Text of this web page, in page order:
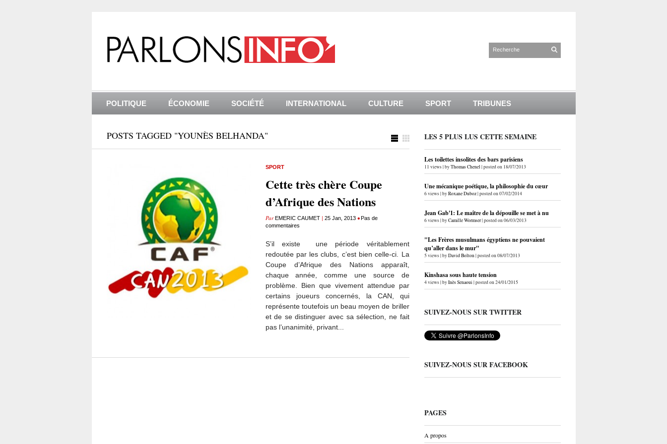
POLITIQUE ÉCONOMIE SOCIÉTÉ INTERNATIONAL CULTURE SPORT TRIBUNES
POSTS TAGGED "YOUNÈS BELHANDA"
SPORT
Cette très chère Coupe
d’Afrique des Nations
ParEMERIC CAUMET| 25 Jan, 2013 •Pas de
commentaires
S’il existe une période véritablement
redoutée par les clubs, c’est bien celle-ci. La
Coupe d’Afrique des Nations apparaît,
chaque année, comme une source de
problème. Bien que vivement attendue par
certains joueurs concernés, la CAN, qui
représente toutefois un beau moyen de briller
et de se distinguer avec sa sélection, ne fait
pas l’unanimité, privant...
LES 5 PLUS LUS CETTE SEMAINE
Les toilettes insolites des bars parisiens
11 views|byThomas Chenel |posted on 18/07/2013
Une mécanique poétique, la philosophie du cœur
6 views|byRoxane Duboz|posted on 07/02/2014
Jean Gab'1: Le maître de la dépouille se met à nu
6 views|byCamille Wormser|posted on 06/03/2013
"Les Frères musulmans égyptiens ne pouvaient
qu’aller dans le mur"
5 views|byDavid Bolton|posted on 08/07/2013
Kinshasa sous haute tension
4 views|byInès Senaoui |posted on 24/01/2015
SUIVEZ-NOUS SUR TWITTER
SUIVEZ-NOUS SUR FACEBOOK
PAGES
A propos